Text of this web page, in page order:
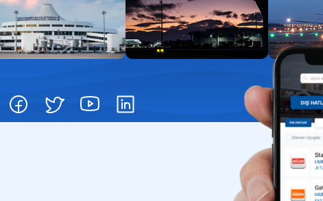
Çocuklarla yolculuk
Çıkış kapıları